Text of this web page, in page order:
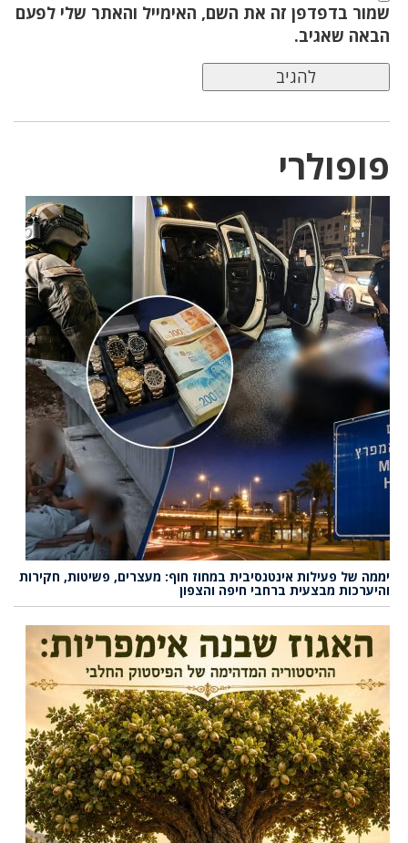
שמור בדפדפן זה את השם, האימייל והאתר שלי לפעם
הבאה שאגיב.
פופולרי
יממה של פעילות אינטנסיבית במחוז חוף: מעצרים, פשיטות, חקירות
והיערכות מבצעית ברחבי חיפה והצפון